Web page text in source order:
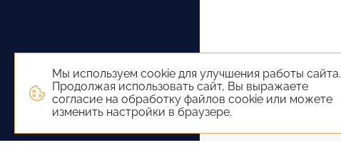
Мы используем cookie для улучшения работы сайта.
Продолжая использовать сайт, Вы выражаете
согласие на обработку файлов cookie или можете
изменить настройки в браузере.